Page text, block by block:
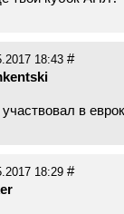
18:43 #
в
18:29 #